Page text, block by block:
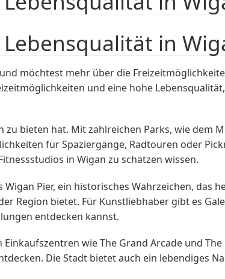
in
und möchtest mehr über die
und eine hohe
zu bieten hat. Mit zahlreichen Parks, wie dem
für Spaziergänge, Radtouren oder
in Wigan zu schätzen wissen.
Wigan Pier, ein historisches Wahrzeichen, das
Region bietet. Für Kunstliebhaber gibt es
entdecken kannst.
Einkaufszentren wie The Grand Arcade und
Die Stadt bietet auch ein lebendiges